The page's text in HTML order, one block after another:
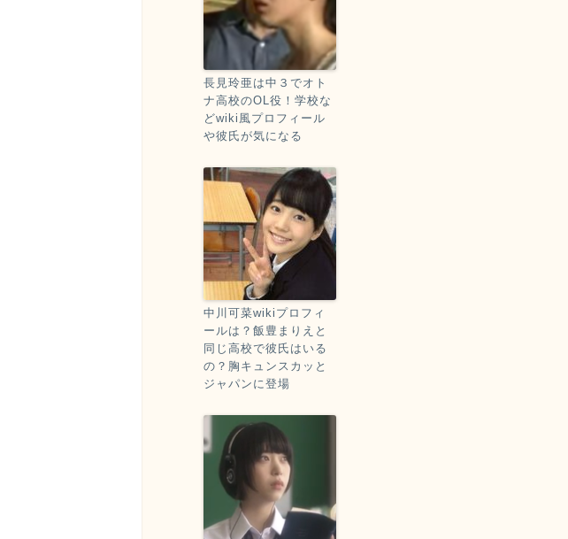
長見玲亜は中３でオト
ナ高校のOL役！学校な
どwiki風プロフィール
や彼氏が気になる
中川可菜wikiプロフィ
ールは？飯豊まりえと
同じ高校で彼氏はいる
の？胸キュンスカッと
ジャパンに登場